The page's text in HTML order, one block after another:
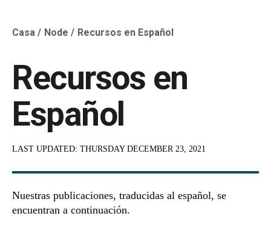
Breadcrumb
Casa Node Recursos en Español
Recursos en
Español
LAST UPDATED: THURSDAY DECEMBER 23, 2021
Nuestras publicaciones, traducidas al español, se
encuentran a continuación.